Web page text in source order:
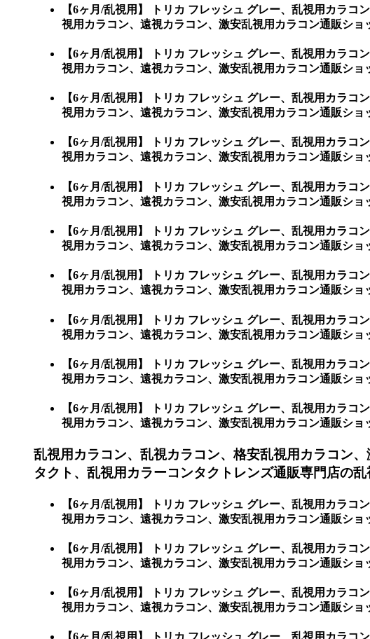
【6ヶ月/乱視用】 トリカ フレッシュ グレー、乱視用カラ
視用カラコン、遠視カラコン、激安乱視用カラコン通販シ
【6ヶ月/乱視用】 トリカ フレッシュ グレー、乱視用カラ
視用カラコン、遠視カラコン、激安乱視用カラコン通販シ
【6ヶ月/乱視用】 トリカ フレッシュ グレー、乱視用カラ
視用カラコン、遠視カラコン、激安乱視用カラコン通販シ
【6ヶ月/乱視用】 トリカ フレッシュ グレー、乱視用カラ
視用カラコン、遠視カラコン、激安乱視用カラコン通販シ
【6ヶ月/乱視用】 トリカ フレッシュ グレー、乱視用カラ
視用カラコン、遠視カラコン、激安乱視用カラコン通販シ
【6ヶ月/乱視用】 トリカ フレッシュ グレー、乱視用カラ
視用カラコン、遠視カラコン、激安乱視用カラコン通販シ
【6ヶ月/乱視用】 トリカ フレッシュ グレー、乱視用カラ
視用カラコン、遠視カラコン、激安乱視用カラコン通販シ
【6ヶ月/乱視用】 トリカ フレッシュ グレー、乱視用カラ
視用カラコン、遠視カラコン、激安乱視用カラコン通販シ
【6ヶ月/乱視用】 トリカ フレッシュ グレー、乱視用カラ
視用カラコン、遠視カラコン、激安乱視用カラコン通販シ
【6ヶ月/乱視用】 トリカ フレッシュ グレー、乱視用カラ
視用カラコン、遠視カラコン、激安乱視用カラコン通販ショ
乱視用カラコン、乱視カラコン、格安乱視用カラコン
タクト、乱視用カラーコンタクトレンズ通販専門店の乱
【6ヶ月/乱視用】 トリカ フレッシュ グレー、乱視用カラ
視用カラコン、遠視カラコン、激安乱視用カラコン通販ショ
【6ヶ月/乱視用】 トリカ フレッシュ グレー、乱視用カラ
視用カラコン、遠視カラコン、激安乱視用カラコン通販シ
【6ヶ月/乱視用】 トリカ フレッシュ グレー、乱視用カラ
視用カラコン、遠視カラコン、激安乱視用カラコン通販シ